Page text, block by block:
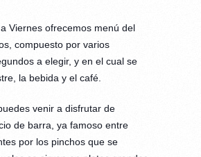
Viernes ofrecemos menú del
compuesto por varios
a elegir, y en el cual se
la bebida y el café.
venir a disfrutar de
de barra, ya famoso entre
por los pinchos que se